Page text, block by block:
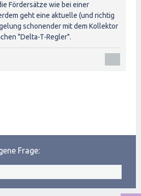
Fördersätze wie bei einer
geht eine aktuelle (und richtig
schonender mit dem Kollektor
"Delta-T-Regler".
Frage: